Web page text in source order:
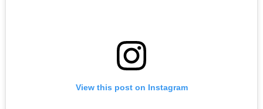
View this post on Instagram